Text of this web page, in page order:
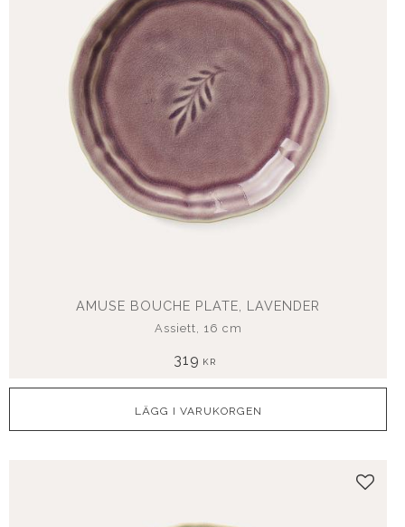
AMUSE BOUCHE PLATE, LAVENDER
Assiett, 16 cm
319 KR